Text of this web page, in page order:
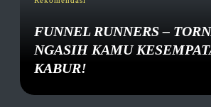
FUNNEL RUNNERS –
NGASIH KAMU
KABUR!